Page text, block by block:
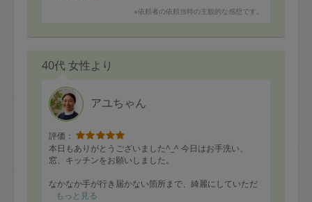
人柄も明るくて爽やかで、お話した時間は少なかったの
うございました！
※依頼者の依頼当時の主観的な感想です。
40代 女性より
アユちゃん
評価：
本日もありがとうございました^_^ 今日はお手洗い、
窓、キッチンをお願いしました。
なかなか手が行き届かない箇所まで、綺麗にしていただ
き、助かりました！
もっと見る